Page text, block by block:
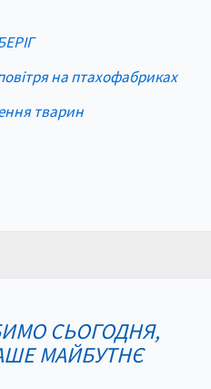
на птахофабриках
тварин
СЬОГОДНЯ,
МАЙБУТНЄ